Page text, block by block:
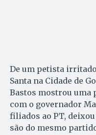
De um petista
Santa na Cidade de
Bastos mostrou uma
com o governador
filiados ao PT,
são do mesmo